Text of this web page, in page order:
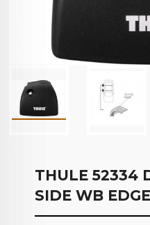
THULE 52334
SIDE WB EDGE